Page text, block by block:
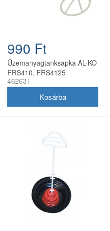
990 Ft
Üzemanyagtanksapka AL-KO
FRS410, FRS4125
fűkaszához
462631